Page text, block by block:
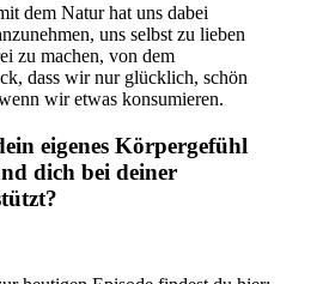
dem Natur hat uns dabei
uns selbst zu lieben
zu machen, von dem
dass wir nur glücklich, schön
wir etwas konsumieren.
eigenes Körpergefühl
dich bei deiner